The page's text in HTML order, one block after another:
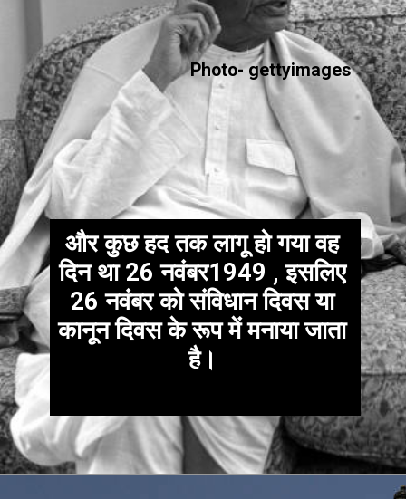
और कुछ हद तक लागू हो गया वह
दिन था 26 नवंबर1949 , इसलिए
26 नवंबर को संविधान दिवस या
कानून दिवस के रूप में मनाया जाता
है।
Photo- gettyimages